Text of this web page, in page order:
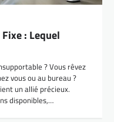
: Lequel
? Vous rêvez
vous ou au bureau ?
un allié précieux.
disponibles,…